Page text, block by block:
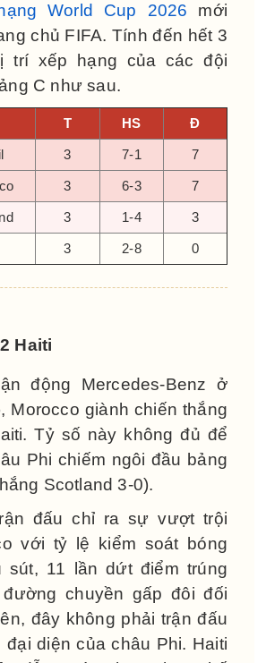
World Cup 2026 mới
chủ FIFA. Tính đến hết 3
trí xếp hạng của các đội
C như sau.
T HS Đ
3 7-1 7
3 6-3 7
3 1-4 3
3 2-8 0
Haiti
động Mercedes-Benz ở
Morocco giành chiến thắng
Tỷ số này không đủ để
Phi chiếm ngôi đầu bảng
Scotland 3-0).
đấu chỉ ra sự vượt trội
với tỷ lệ kiểm soát bóng
sút, 11 lần dứt điểm trúng
chuyền gấp đôi đối
đây không phải trận đấu
đại diện của châu Phi. Haiti